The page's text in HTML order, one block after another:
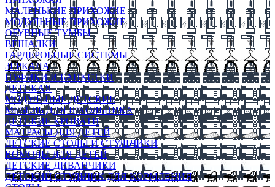
МАЛЕНЬКИЕ ПРИХОЖИЕ
МОДУЛЬНЫЕ ПРИХОЖИЕ
ОБУВНЫЕ ТУМБЫ
ВЕШАЛКИ
ГАРДЕРОБНЫЕ СИСТЕМЫ
ЗЕРКАЛА
ПУФИКИ И БАНКЕТКИ
ДЕТСКАЯ
МОДУЛЬНЫЕ ДЕТСКИЕ
МЕБЕЛЬ ДЛЯ ШКОЛЬНИКА
ДЕТСКИЕ КРОВАТИ
МАТРАСЫ ДЛЯ ДЕТЕЙ
ДЕТСКИЕ СТОЛЫ И СТУЛЬЧИКИ
КОМОДЫ ДЛЯ ДЕТЕЙ
ДЕТСКИЕ ДИВАНЧИКИ
ДЕТСКИЙ СТУЛЬЧИК ДЛЯ КОРМЛЕНИЯ